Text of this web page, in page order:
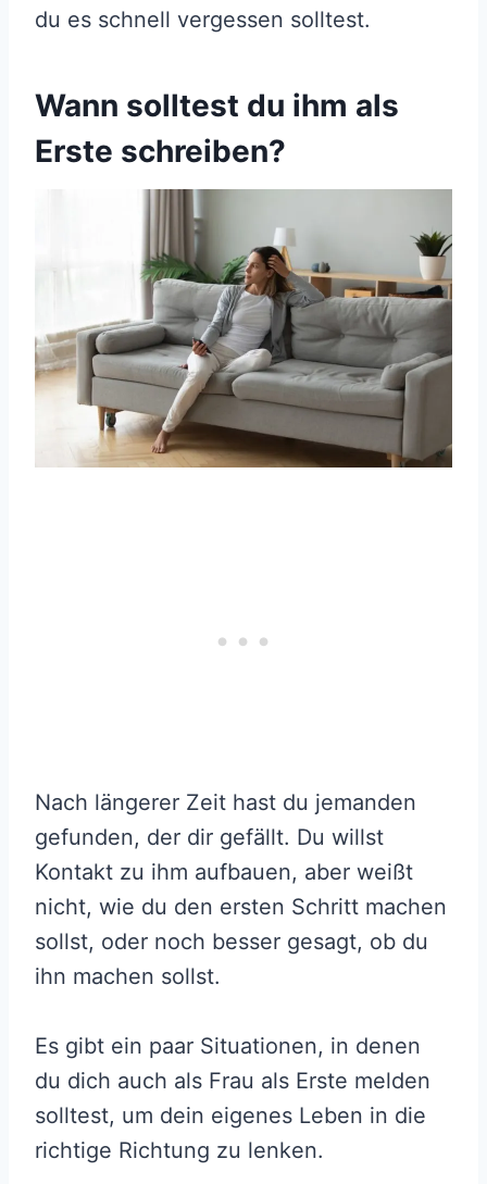
du es schnell vergessen solltest.
Wann solltest du ihm als
Erste schreiben?
Nach längerer Zeit hast du jemanden
gefunden, der dir gefällt. Du willst
Kontakt zu ihm aufbauen, aber weißt
nicht, wie du den ersten Schritt machen
sollst, oder noch besser gesagt, ob du
ihn machen sollst.
Es gibt ein paar Situationen, in denen
du dich auch als Frau als Erste melden
solltest, um dein eigenes Leben in die
richtige Richtung zu lenken.